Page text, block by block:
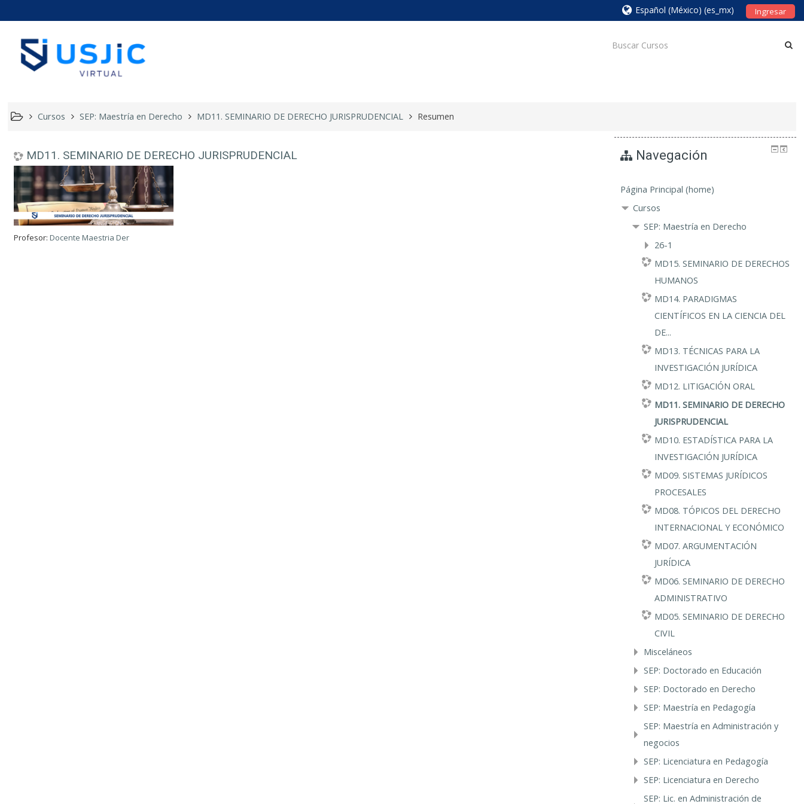
Ingresar
Español (México) ‎(es_mx)‎
Cursos SEP: Maestría en Derecho MD11. SEMINARIO DE DERECHO JURISPRUDENCIAL Resumen
MD11. SEMINARIO DE DERECHO JURISPRUDENCIAL
Profesor:Docente Maestria Der
Navegación
Página Principal (home)
Cursos
SEP: Maestría en Derecho
26-1
MD15. SEMINARIO DE DERECHOS
HUMANOS
MD14. PARADIGMAS
CIENTÍFICOS EN LA CIENCIA DEL
DE...
MD13. TÉCNICAS PARA LA
INVESTIGACIÓN JURÍDICA
MD12. LITIGACIÓN ORAL
MD11. SEMINARIO DE DERECHO
JURISPRUDENCIAL
MD10. ESTADÍSTICA PARA LA
INVESTIGACIÓN JURÍDICA
MD09. SISTEMAS JURÍDICOS
PROCESALES
MD08. TÓPICOS DEL DERECHO
INTERNACIONAL Y ECONÓMICO
MD07. ARGUMENTACIÓN
JURÍDICA
MD06. SEMINARIO DE DERECHO
ADMINISTRATIVO
MD05. SEMINARIO DE DERECHO
CIVIL
Misceláneos
SEP: Doctorado en Educación
SEP: Doctorado en Derecho
SEP: Maestría en Pedagogía
SEP: Maestría en Administración y
negocios
SEP: Licenciatura en Pedagogía
SEP: Licenciatura en Derecho
SEP: Lic. en Administración de